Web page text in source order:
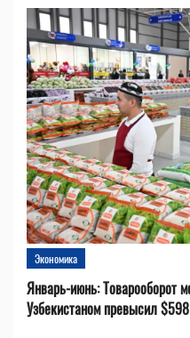
Экономика
Январь-июнь: Товарооборот
Узбекистаном превысил